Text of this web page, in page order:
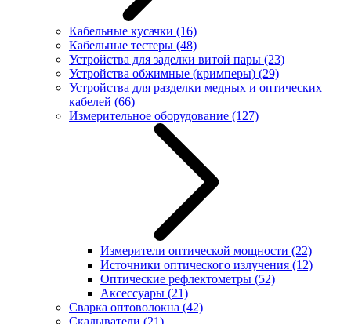
Кабельные кусачки (16)
Кабельные тестеры (48)
Устройства для заделки витой пары (23)
Устройства обжимные (кримперы) (29)
Устройства для разделки медных и оптических
кабелей (66)
Измерительное оборудование (127)
Измерители оптической мощности (22)
Источники оптического излучения (12)
Оптические рефлектометры (52)
Аксессуары (21)
Сварка оптоволокна (42)
Скалыватели (21)